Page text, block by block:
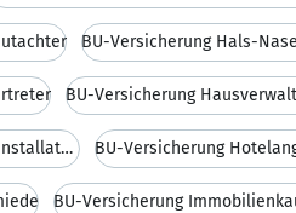
BU-Versicherung Hals-
BU-Versicherung
BU-Versicherung Heizungsanlagenbauer Installateure BU-Versicherung
BU-Versicherung